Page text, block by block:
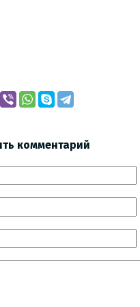
комментарий